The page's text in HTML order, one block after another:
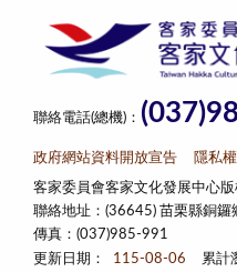
聯絡電話(總機)：
政府網站資料開放宣告 隱私
客家委員會客家文化發展中心
聯絡地址：(36645) 苗栗縣銅鑼
傳真：(037)985-991
更新日期：
115-08-06 累計